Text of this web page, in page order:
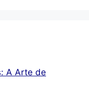
A Arte de